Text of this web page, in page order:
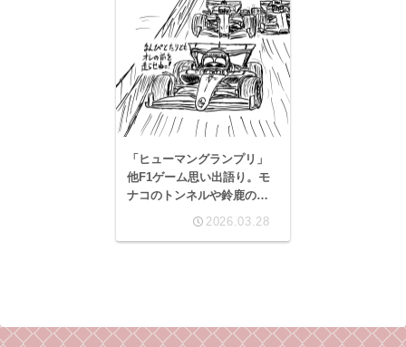
「ヒューマングランプリ」
他F1ゲーム思い出語り。モ
ナコのトンネルや鈴鹿の立
2026.03.28